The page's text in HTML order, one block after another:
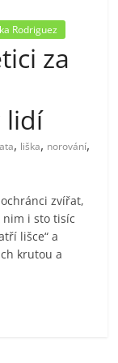
Rodriguez
za
lidí
, liška, norování,
zvířat,
i sto tisíc
lišce“ a
krutou a